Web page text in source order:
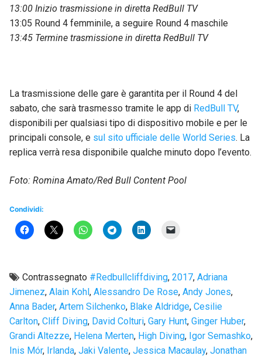
13:00 Inizio trasmissione in diretta RedBull TV
13:05 Round 4 femminile, a seguire Round 4 maschile
13:45 Termine trasmissione in diretta RedBull TV
La trasmissione delle gare è garantita per il Round 4 del
sabato, che sarà trasmesso tramite le app di RedBull TV,
disponibili per qualsiasi tipo di dispositivo mobile e per le
principali console, e sul sito ufficiale delle World Series. La
replica verrà resa disponibile qualche minuto dopo l’evento.
Foto: Romina Amato/Red Bull Content Pool
Condividi:
Contrassegnato #redbullcliffdiving, 2017, Adriana
Jimenez, Alain Kohl , Alessandro De Rose, Andy Jones,
Anna Bader, Artem Silchenko, Blake Aldridge, Cesilie
Carlton, Cliff Diving, David Colturi, Gary Hunt, Ginger Huber,
Grandi Altezze, Helena Merten, High Diving, Igor Semashko,
Inis Mór, Irlanda, Jaki Valente, Jessica Macaulay, Jonathan